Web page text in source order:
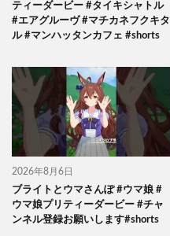
ティーダービー #タイキシャトル
#エアグルーヴ #マチカネフクキタ
ル #マンハッタンカフェ #shorts
2026年8月6日
ブライトとウマさんぽ #ウマ娘 #
ウマ娘プリティーダービー #チャ
ンネル登録お願いします#shorts